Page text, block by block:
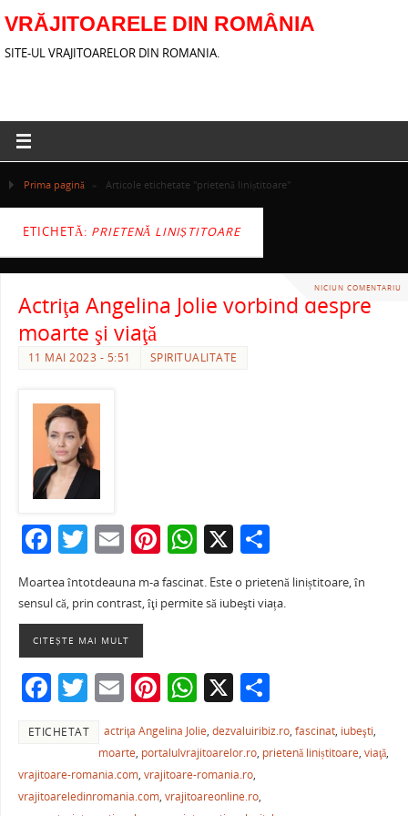
VRĂJITOARELE DIN ROMÂNIA
SITE-UL VRAJITOARELOR DIN ROMANIA.
Prima pagină » Articole etichetate "prietenă liniștitoare"
ETICHETĂ: PRIETENĂ LINIȘTITOARE
NICIUN COMENTARIU
Actriţa Angelina Jolie vorbind despre
moarte şi viaţă
11 MAI 2023 - 5:51 SPIRITUALITATE
F
c
e
b
o
o
k
T
w
itt
er
E
ai
l
Pi
nt
er
W
h
at
p
p
X P
ar
ta
ză
Moartea întotdeauna m-a fascinat. Este o prietenă liniștitoare, în
sensul că, prin contrast, îţi permite să iubeşti viața.
CITEȘTE MAI MULT
F
c
e
b
T
itt
er
E
m
ai
l
Pi
nt
er
e
st
W
h
at
s
A
X P
ar
ta
a
ETICHETAT actriţa Angelina Jolie,dezvaluiribiz.ro,fascinat, iubeşti,
moarte, portalulvrajitoarelor.ro, prietenă liniștitoare,viaţă,
vrajitoare-romania.com, vrajitoare-romania.ro,
vrajitoareledinromania.com, vrajitoareonline.ro,